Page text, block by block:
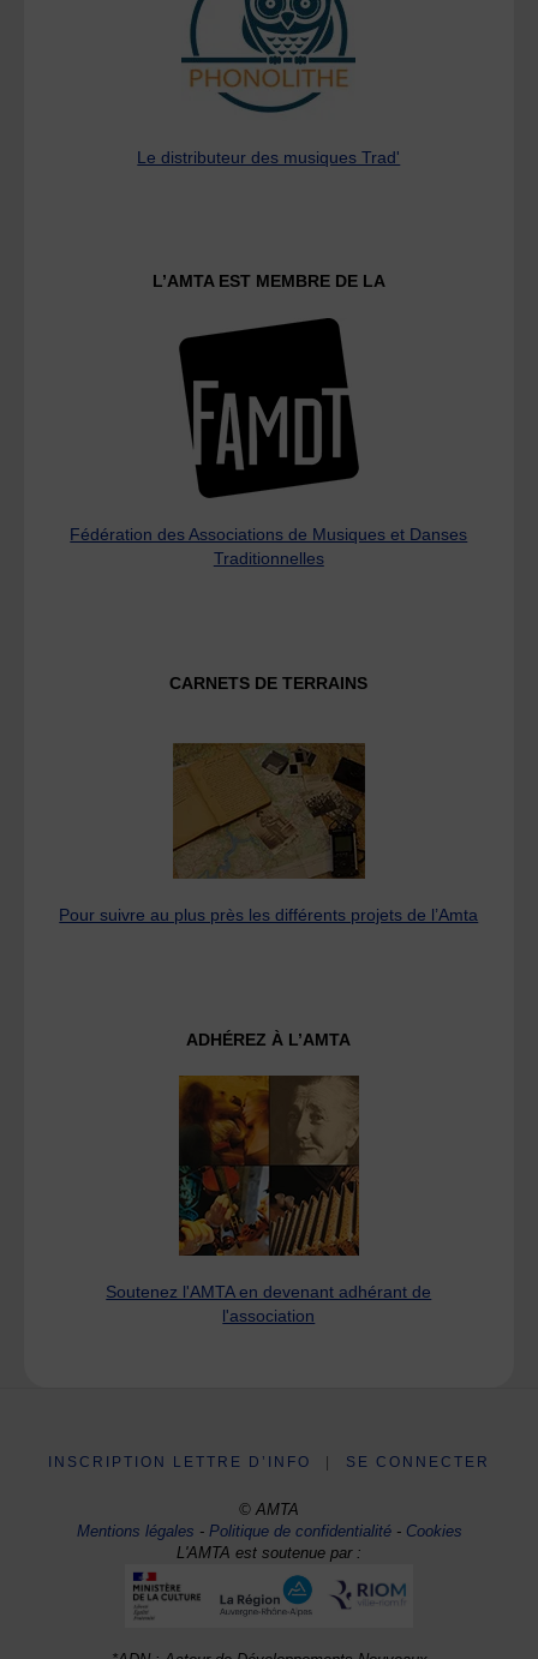
Le distributeur des musiques Trad'
L’AMTA EST MEMBRE DE LA
Fédération des Associations de Musiques et Danses
Traditionnelles
CARNETS DE TERRAINS
Pour suivre au plus près les différents projets de l’Amta
ADHÉREZ À L’AMTA
Soutenez l'AMTA en devenant adhérant de
l'association
INSCRIPTION LETTRE D’INFO SE CONNECTER
© AMTA
Mentions légales -Politique de confidentialité- Cookies
L'AMTA est soutenue par :